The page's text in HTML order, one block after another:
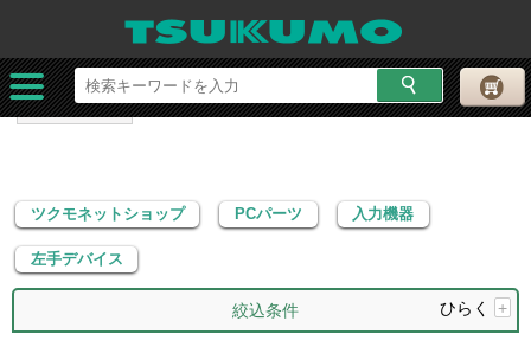
ツクモネットショップ PCパーツ
左手デバイス
ツクモネットショップ PCパーツ 入力機器
左手デバイス
絞込条件 ひらく +